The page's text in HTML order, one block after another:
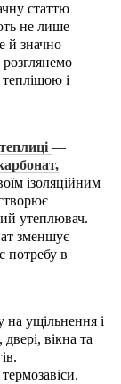
статтю
не лише
й значно
розглянемо
і
теплиці —
ізоляційним
утеплювач.
зменшує
потребу в
на ущільнення і
вікна та